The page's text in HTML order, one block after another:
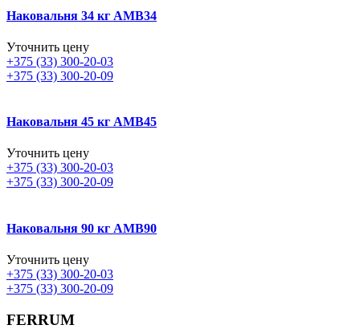
Наковальня 34 кг AMB34
Уточнить цену
+375 (33) 300-20-03
+375 (33) 300-20-09
Наковальня 45 кг AMB45
Уточнить цену
+375 (33) 300-20-03
+375 (33) 300-20-09
Наковальня 90 кг AMB90
Уточнить цену
+375 (33) 300-20-03
+375 (33) 300-20-09
FERRUM